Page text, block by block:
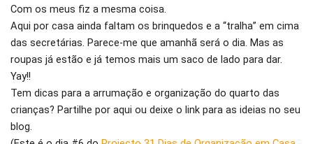
Com os meus fiz a mesma coisa.
Aqui por casa ainda faltam os brinquedos e a “tralha” em cima
das secretárias. Parece-me que amanhã será o dia. Mas as
roupas já estão e já temos mais um saco de lado para dar.
Yay!!
Tem dicas para a arrumação e organização do quarto das
crianças? Partilhe por aqui ou deixe o link para as ideias no seu
blog.